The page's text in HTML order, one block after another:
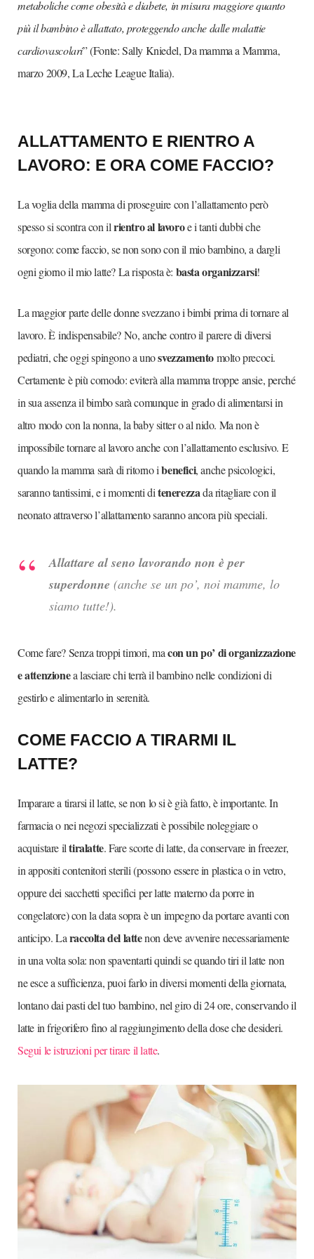
metaboliche come obesità e diabete, in misura maggiore quanto
più il bambino è allattato, proteggendo anche dalle malattie
cardiovascolari” (Fonte: Sally Kniedel, Da mamma a Mamma,
marzo 2009, La Leche League Italia).
ALLATTAMENTO E RIENTRO A
LAVORO: E ORA COME FACCIO?
La voglia della mamma di proseguire con l’allattamento però
spesso si scontra con ilrientro al lavoroe i tanti dubbi che
sorgono: come faccio, se non sono con il mio bambino, a dargli
ogni giorno il mio latte? La risposta è: basta organizzarsi!
La maggior parte delle donne svezzano i bimbi prima di tornare al
lavoro. È indispensabile? No, anche contro il parere di diversi
pediatri, che oggi spingono a unosvezzamentomolto precoci.
Certamente è più comodo: eviterà alla mamma troppe ansie, perché
in sua assenza il bimbo sarà comunque in grado di alimentarsi in
altro modo con la nonna, la baby sitter o al nido. Ma non è
impossibile tornare al lavoro anche con l’allattamento esclusivo. E
quando la mamma sarà di ritorno ibenefici, anche psicologici,
saranno tantissimi, e i momenti ditenerezzada ritagliare con il
neonato attraverso l’allattamento saranno ancora più speciali.
Allattare al seno lavorando non è per
superdonne (anche se un po’, noi mamme, lo
siamo tutte!).
Come fare? Senza troppi timori, macon un po’ di organizzazione
e attenzionea lasciare chi terrà il bambino nelle condizioni di
gestirlo e alimentarlo in serenità.
COME FACCIO A TIRARMI IL
LATTE?
Imparare a tirarsi il latte, se non lo si è già fatto, è importante. In
farmacia o nei negozi specializzati è possibile noleggiare o
acquistare iltiralatte. Fare scorte di latte, da conservare in freezer,
in appositi contenitori sterili (possono essere in plastica o in vetro,
oppure dei sacchetti specifici per latte materno da porre in
congelatore) con la data sopra è un impegno da portare avanti con
anticipo. Laraccolta del lattenon deve avvenire necessariamente
in una volta sola: non spaventarti quindi se quando tiri il latte non
ne esce a sufficienza, puoi farlo in diversi momenti della giornata,
lontano dai pasti del tuo bambino, nel giro di 24 ore, conservando il
latte in frigorifero fino al raggiungimento della dose che desideri.
Segui le istruzioni per tirare il latte.